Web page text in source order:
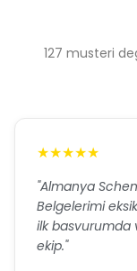
127 musteri
★★★★★
"Almanya
Belgelerimi
ilk basvurumda
ekip."